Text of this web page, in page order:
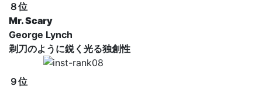
８位
Mr. Scary
George Lynch
剃刀のように鋭く光る独創性
９位